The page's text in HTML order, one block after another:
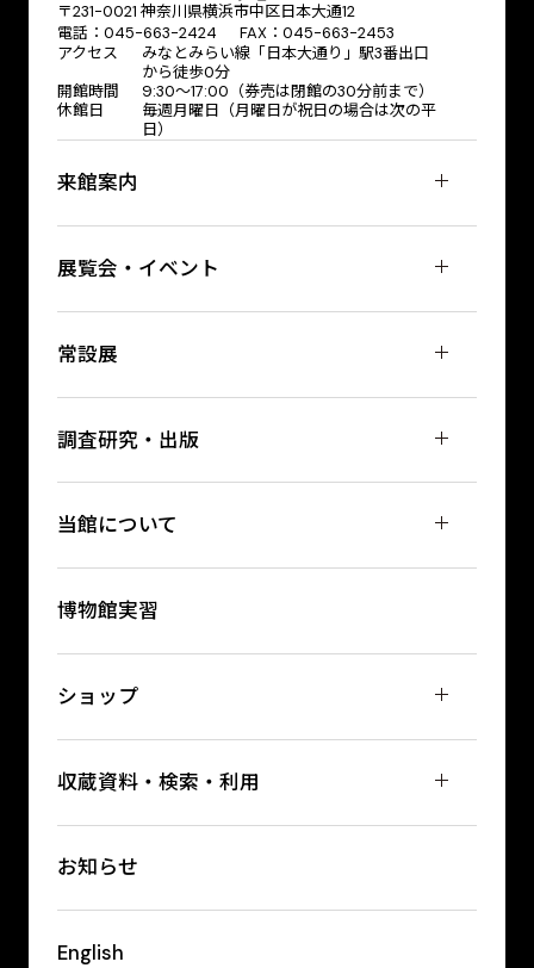
〒231-0021 神奈川県横浜市中区日本大通12
電話：045-663-2424 FAX：045-663-2453
アクセス
みなとみらい線「日本大通り」駅3番出口
から徒歩0分
開館時間
9:30～17:00（券売は閉館の30分前まで）
休館日
毎週月曜日（月曜日が祝日の場合は次の平
日）
来館案内
展覧会・イベント
常設展
調査研究・出版
当館について
博物館実習
ショップ
収蔵資料・検索・利用
お知らせ
English